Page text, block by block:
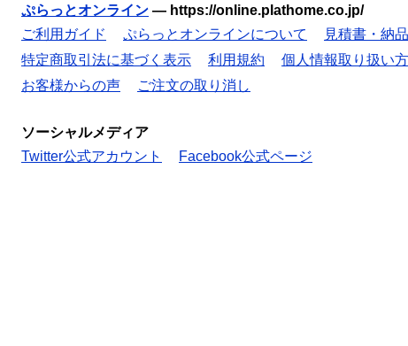
ぷらっとオンライン — https://online.plathome.co.jp/
ご利用ガイド
ぷらっとオンラインについて 見積書・納
特定商取引法に基づく表示
利用規約 個人情報取り扱い
お客様からの声
ご注文の取り消し
ソーシャルメディア
Twitter公式アカウント
Facebook公式ページ